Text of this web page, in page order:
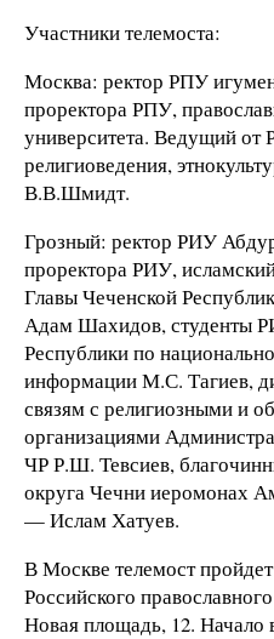
Участники телемоста:
Москва: ректор РПУ
проректора РПУ,
университета. Ведущий
религиоведения,
В.В.Шмидт.
Грозный: ректор РИУ
проректора РИУ,
Главы Чеченской
Адам Шахидов, студенты
Республики по
информации М.С. Тагиев,
связям с религиозными и
организациями
ЧР Р.Ш. Тевсиев,
округа Чечни иеромонах
— Ислам Хатуев.
В Москве телемост
Российского
Новая площадь, 12. Начало